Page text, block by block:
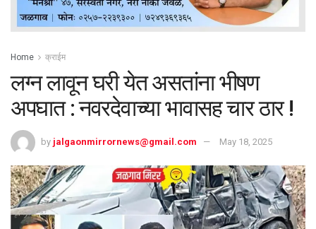
Home क्राईम
लग्न लावून घरी येत असतांना भीषण
अपघात : नवरदेवाच्या भावासह चार ठार !
by jalgaonmirrornews@gmail.com May 18, 2025